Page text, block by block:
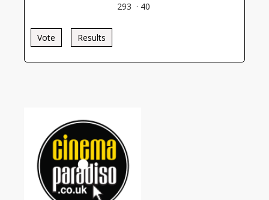
293 · 40
Vote Results